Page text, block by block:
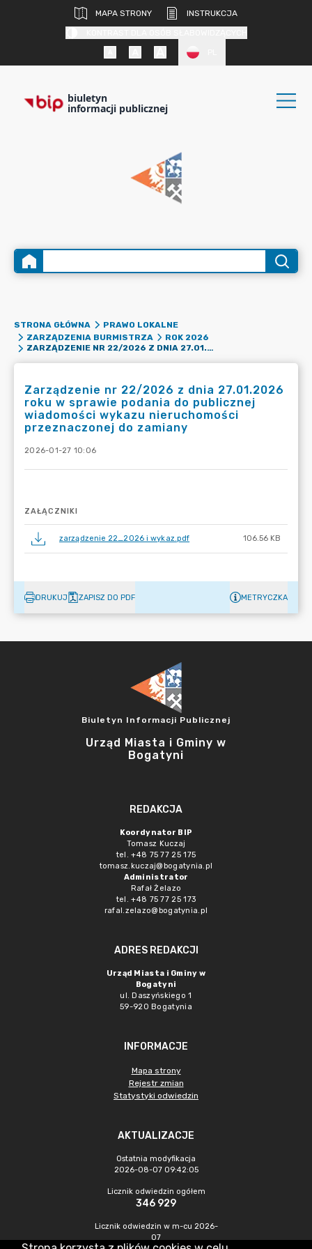
MAPA STRONY
INSTRUKCJA
biuletyn
informacji publicznej
STRONA GŁÓWNA
PRAWO LOKALNE
ZARZĄDZENIA BURMISTRZA
ROK 2026
ZARZĄDZENIE NR 22/2026 Z DNIA 27.01.2026 ROKU W SPRAWIE PODANIA DO PUBLICZNEJ WIADOMOŚCI WYKAZU NIERUCHOMOŚCI PRZEZNACZONEJ DO ZAMIANY
Zarządzenie nr 22/2026 z dnia 27.01.2026
roku w sprawie podania do publicznej
wiadomości wykazu nieruchomości
przeznaczonej do zamiany
2026-01-27 10:06
ZAŁĄCZNIKI
zarządzenie 22_2026 i wykaz.pdf 106.56 KB
DRUKUJ ZAPISZ DO PDF METRYCZKA
Biuletyn Informacji Publicznej
Urząd Miasta i Gminy w
Bogatyni
REDAKCJA
Koordynator BIP
Tomasz Kuczaj
tel. +48 75 77 25 175
tomasz.kuczaj@bogatynia.pl
Administrator
Rafał Żelazo
tel. +48 75 77 25 173
rafal.zelazo@bogatynia.pl
ADRES REDAKCJI
Urząd Miasta i Gminy w
Bogatyni
ul. Daszyńskiego 1
59-920 Bogatynia
INFORMACJE
Mapa strony
Rejestr zmian
Statystyki odwiedzin
AKTUALIZACJE
Ostatnia modyfikacja
2026-08-07 09:42:05
Licznik odwiedzin ogółem
346 929
Licznik odwiedzin w m-cu 2026-
07